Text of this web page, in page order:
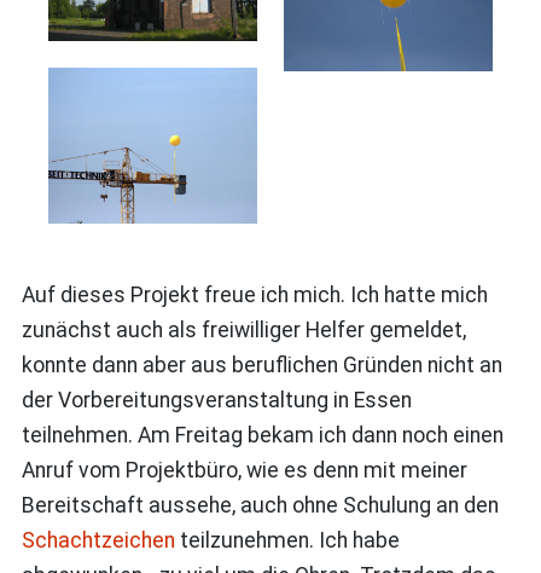
Auf dieses Projekt freue ich mich. Ich hatte mich
zunächst auch als freiwilliger Helfer gemeldet,
konnte dann aber aus beruflichen Gründen nicht an
der Vorbereitungsveranstaltung in Essen
teilnehmen. Am Freitag bekam ich dann noch einen
Anruf vom Projektbüro, wie es denn mit meiner
Bereitschaft aussehe, auch ohne Schulung an den
Schachtzeichen teilzunehmen. Ich habe